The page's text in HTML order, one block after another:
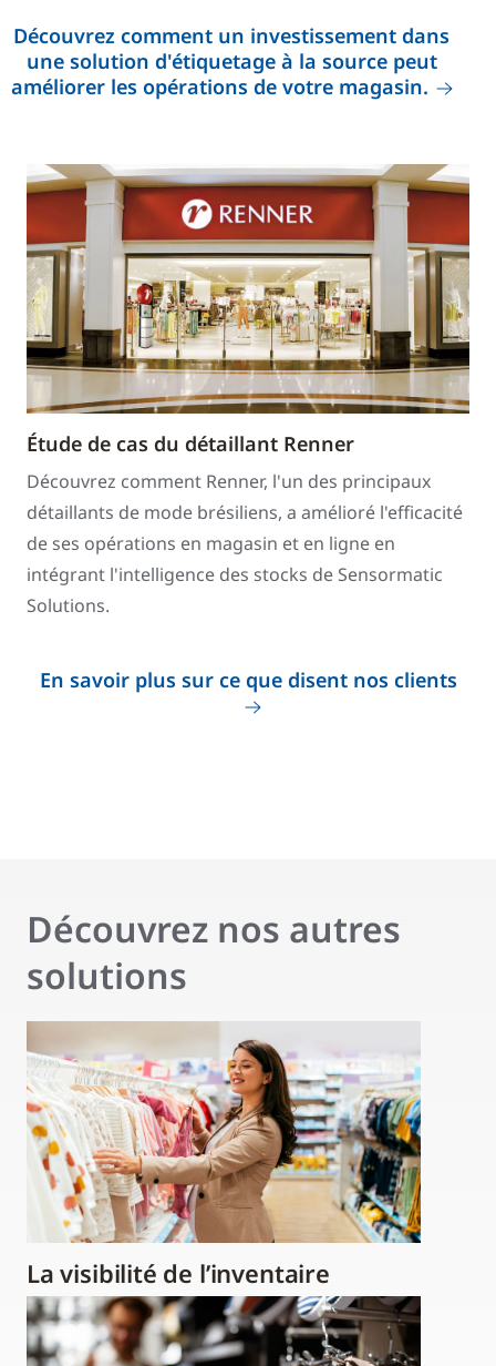
Découvrez comment un investissement dans
une solution d'étiquetage à la source peut
améliorer les opérations de votre magasin.
Étude de cas du détaillant Renner
Découvrez comment Renner, l'un des principaux
détaillants de mode brésiliens, a amélioré l'efficacité
de ses opérations en magasin et en ligne en
intégrant l'intelligence des stocks de Sensormatic
Solutions.
En savoir plus sur ce que disent nos clients
Découvrez nos autres
solutions
La visibilité de l’inventaire